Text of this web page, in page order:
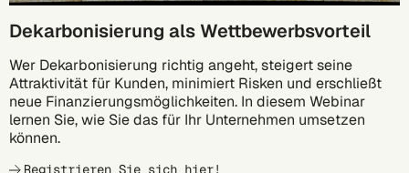
Dekarbonisierung als Wettbewerbsvorteil
Wer Dekarbonisierung richtig angeht, steigert seine
Attraktivität für Kunden, minimiert Risken und erschließt
neue Finanzierungsmöglichkeiten. In diesem Webinar
lernen Sie, wie Sie das für Ihr Unternehmen umsetzen
können.